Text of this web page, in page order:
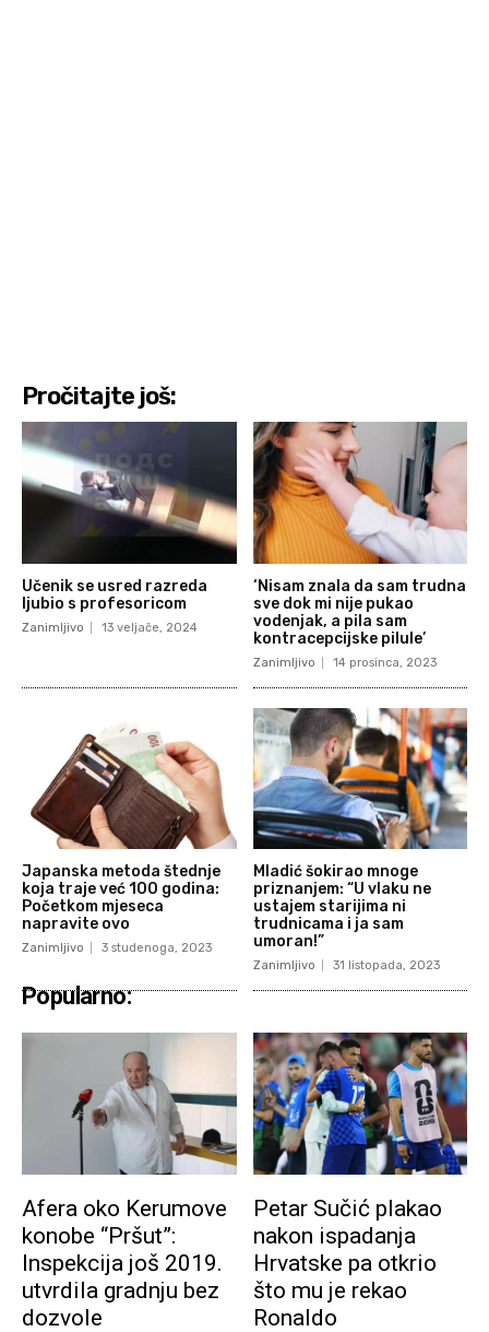
Pročitajte još:
Učenik se usred razreda
ljubio s profesoricom
Zanimljivo 13 veljače, 2024
‘Nisam znala da sam trudna
sve dok mi nije pukao
vodenjak, a pila sam
kontracepcijske pilule’
Zanimljivo 14 prosinca, 2023
Japanska metoda štednje
koja traje već 100 godina:
Početkom mjeseca
napravite ovo
Zanimljivo 3 studenoga, 2023
Mladić šokirao mnoge
priznanjem: “U vlaku ne
ustajem starijima ni
trudnicama i ja sam
umoran!”
Zanimljivo 31 listopada, 2023
Popularno:
Afera oko Kerumove
konobe “Pršut”:
Inspekcija još 2019.
utvrdila gradnju bez
dozvole
Petar Sučić plakao
nakon ispadanja
Hrvatske pa otkrio
što mu je rekao
Ronaldo